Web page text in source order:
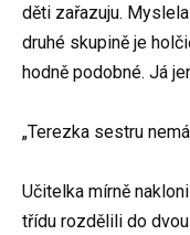
děti zařazuju.
druhé skupině je
hodně podobné. Já
„Terezka sestru
Učitelka mírně
třídu rozdělili do dvou